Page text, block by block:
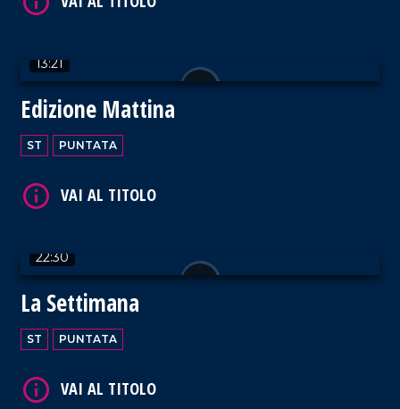
13:21
Edizione Mattina
ST PUNTATA
22:30
La Settimana
ST PUNTATA
VAI AL TITOLO